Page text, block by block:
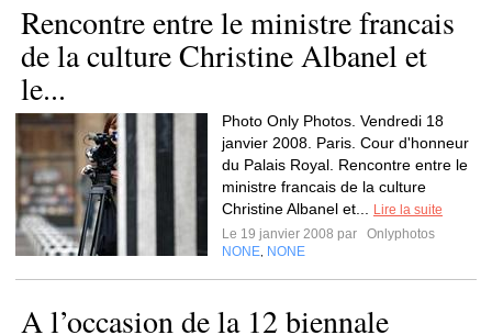
Rencontre entre le ministre francais
de la culture Christine Albanel et
le...
Photo Only Photos. Vendredi 18
janvier 2008. Paris. Cour d'honneur
du Palais Royal. Rencontre entre le
ministre francais de la culture
Christine Albanel et...
Lire la suite
Le 19 janvier 2008 par
Onlyphotos
NONE NONE
A l’occasion de la 12 biennale